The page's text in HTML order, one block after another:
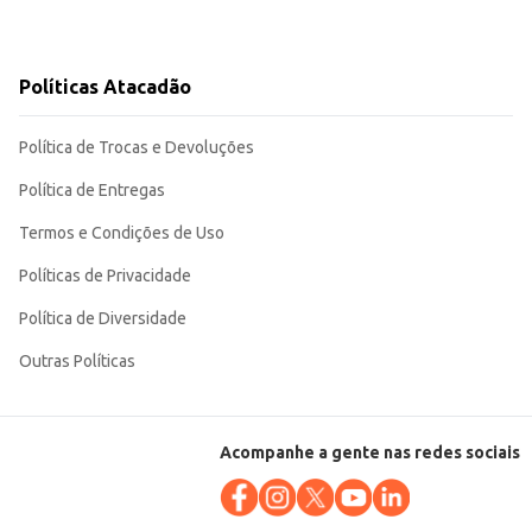
Políticas Atacadão
Política de Trocas e Devoluções
Política de Entregas
Termos e Condições de Uso
Políticas de Privacidade
Política de Diversidade
Outras Políticas
Acompanhe a gente nas redes sociais